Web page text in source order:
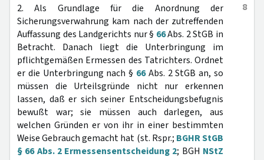
8
2. Als Grundlage für die Anordnung der
Sicherungsverwahrung kam nach der zutreffenden
Auffassung des Landgerichts nur § 66Abs. 2 StGB in
Betracht. Danach liegt die Unterbringung im
pflichtgemäßen Ermessen des Tatrichters. Ordnet
er die Unterbringung nach § 66Abs. 2 StGB an, so
müssen die Urteilsgründe nicht nur erkennen
lassen, daß er sich seiner Entscheidungsbefugnis
bewußt war; sie müssen auch darlegen, aus
welchen Gründen er von ihr in einer bestimmten
Weise Gebrauch gemacht hat (st. Rspr.; BGHR StGB
§ 66 Abs. 2 Ermessensentscheidung 2; BGH NStZ